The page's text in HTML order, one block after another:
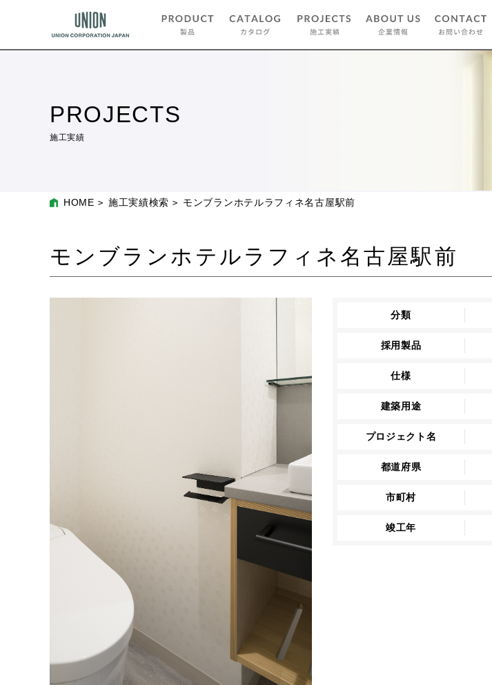
PROJECTS
施工実績
HOME 施工実績検索 モンブランホテルラフィネ名古屋駅前
モンブランホテルラフィネ名古屋駅前
分類
採用製品
仕様
建築用途
プロジェクト名
都道府県
市町村
竣工年